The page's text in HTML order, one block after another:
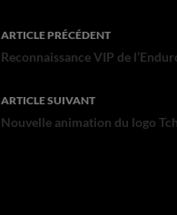
Navigation
des
articles
ARTICLE PRÉCÉDENT
Reconnaissance VIP de
ARTICLE SUIVANT
Nouvelle animation du logo